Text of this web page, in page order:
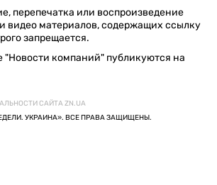
перепечатка или воспроизведение
видео материалов, содержащих ссылку
запрещается.
"Новости компаний" публикуются на
САЙТА ZN.UA
УКРАИНА». ВСЕ ПРАВА ЗАЩИЩЕНЫ.